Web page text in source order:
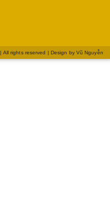
| All rights reserved | Design by Vũ Nguyễn